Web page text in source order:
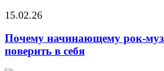
15.02.26
Почему начинающему рок-
поверить в себя